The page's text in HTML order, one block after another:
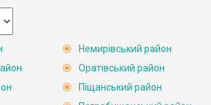
Немирівський район
Оратівський район
Піщанський район